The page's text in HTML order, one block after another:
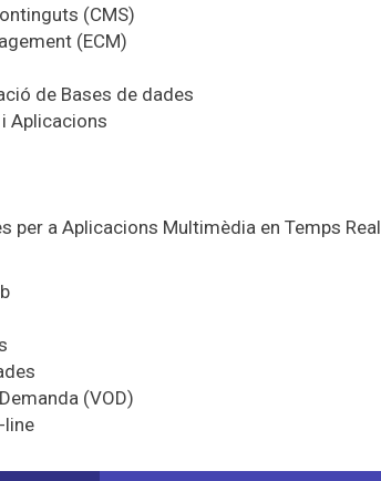
(CMS)
(ECM)
de Bases de dades
Aplicacions
per a Aplicacions Multimèdia en Temps Real
(VOD)
line